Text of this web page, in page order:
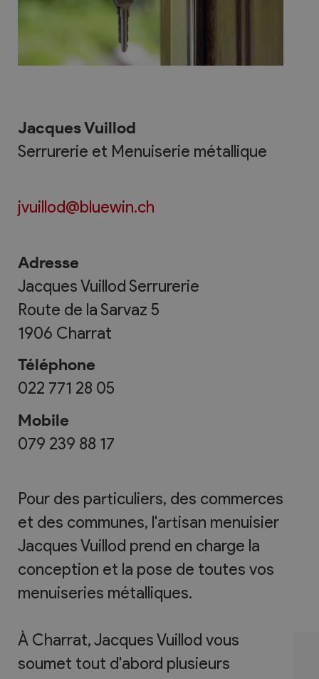
Jacques Vuillod
Serrurerie et Menuiserie métallique
jvuillod@bluewin.ch
Adresse
Jacques Vuillod Serrurerie
Route de la Sarvaz 5
1906 Charrat
Téléphone
022 771 28 05
Mobile
079 239 88 17
Pour des particuliers, des commerces
et des communes, l'artisan menuisier
Jacques Vuillod prend en charge la
conception et la pose de toutes vos
menuiseries métalliques.
À Charrat, Jacques Vuillod vous
soumet tout d'abord plusieurs